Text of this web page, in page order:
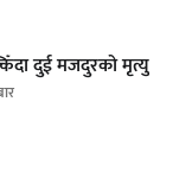
दुई मजदुरको मृत्यु